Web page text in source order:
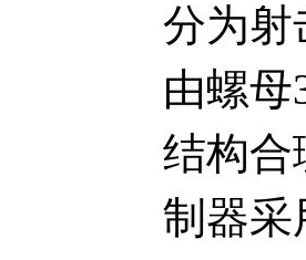
分为射
由螺
结构合
制器采